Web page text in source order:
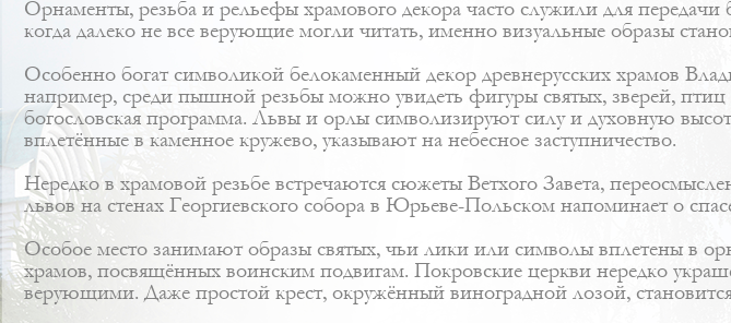
Орнаменты, резьба и рельефы храмового декора часто служили для
когда далеко не все верующие могли читать, именно визуальные образы
Особенно богат символикой белокаменный декор древнерусских храмов
например, среди пышной резьбы можно увидеть фигуры святых, зверей,
богословская программа. Львы и орлы символизируют силу и духовную
вплетённые в каменное кружево, указывают на небесное заступничество.
Нередко в храмовой резьбе встречаются сюжеты Ветхого Завета,
львов на стенах Георгиевского собора в Юрьеве-Польском напоминает о
Особое место занимают образы святых, чьи лики или символы вплетены в
храмов, посвящённых воинским подвигам. Покровские церкви нередко
верующими. Даже простой крест, окружённый виноградной лозой,